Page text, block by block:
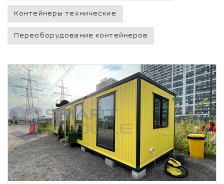
Контейнеры технические
Переоборудование контейнеров